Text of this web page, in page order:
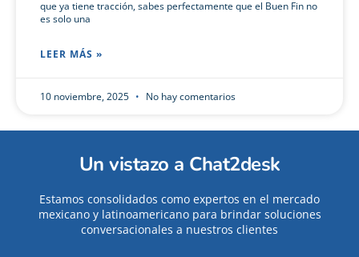
que ya tiene tracción, sabes perfectamente que el Buen Fin no
es solo una
LEER MÁS »
10 noviembre, 2025 No hay comentarios
Un vistazo a Chat2desk
Estamos consolidados como expertos en el mercado
mexicano y latinoamericano para brindar soluciones
conversacionales a nuestros clientes